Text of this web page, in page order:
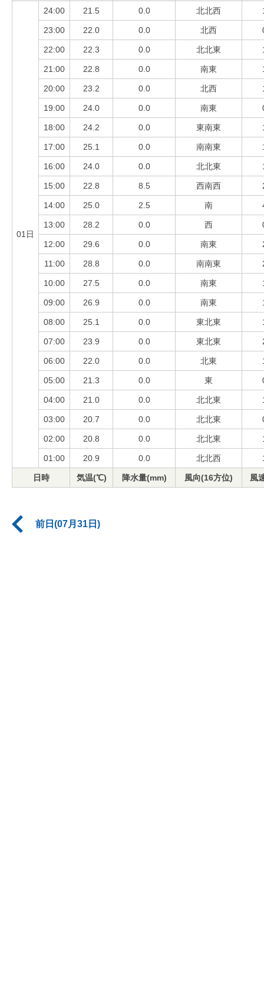
01日
24:00 21.5 0.0 北北西
23:00 22.0 0.0 北西
22:00 22.3 0.0 北北東
21:00 22.8 0.0 南東
20:00 23.2 0.0 北西
19:00 24.0 0.0 南東
18:00 24.2 0.0 東南東
17:00 25.1 0.0 南南東
16:00 24.0 0.0 北北東
15:00 22.8 8.5 西南西
14:00 25.0 2.5 南
13:00 28.2 0.0 西
12:00 29.6 0.0 南東
11:00 28.8 0.0 南南東
10:00 27.5 0.0 南東
09:00 26.9 0.0 南東
08:00 25.1 0.0 東北東
07:00 23.9 0.0 東北東
06:00 22.0 0.0 北東
05:00 21.3 0.0 東
04:00 21.0 0.0 北北東
03:00 20.7 0.0 北北東
02:00 20.8 0.0 北北東
01:00 20.9 0.0 北北西
日時 気温(℃) 降水量(mm) 風向(16方位) 風
前日(07月31日)